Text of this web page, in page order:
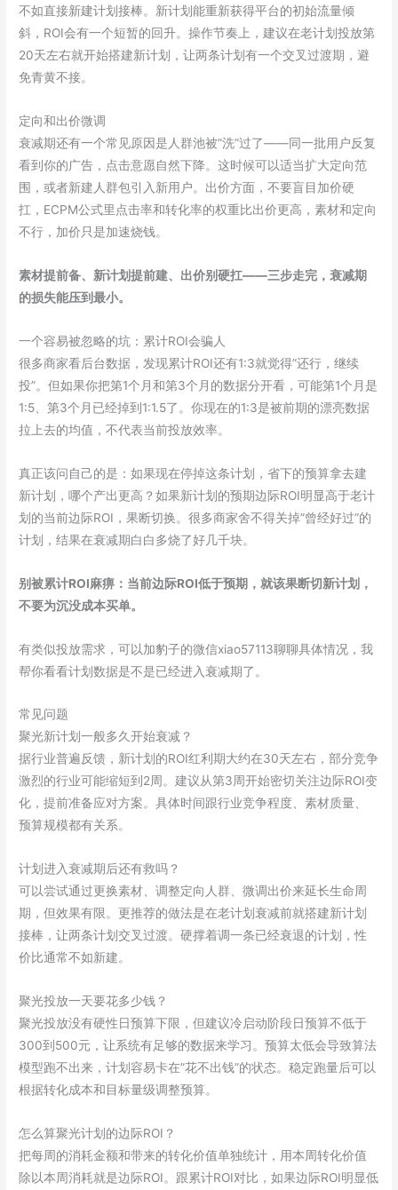
不如直接新建计划接棒。新计划能重新获得平台的初始流量倾
斜，ROI会有一个短暂的回升。操作节奏上，建议在老计划投放第
20天左右就开始搭建新计划，让两条计划有一个交叉过渡期，避
免青黄不接。
定向和出价微调
衰减期还有一个常见原因是人群池被”洗”过了——同一批用户反复
看到你的广告，点击意愿自然下降。这时候可以适当扩大定向范
围，或者新建人群包引入新用户。出价方面，不要盲目加价硬
扛，ECPM公式里点击率和转化率的权重比出价更高，素材和定向
不行，加价只是加速烧钱。
素材提前备、新计划提前建、出价别硬扛——三步走完，衰减期
的损失能压到最小。
一个容易被忽略的坑：累计ROI会骗人
很多商家看后台数据，发现累计ROI还有1:3就觉得”还行，继续
投”。但如果你把第1个月和第3个月的数据分开看，可能第1个月是
1:5、第3个月已经掉到1:1.5了。你现在的1:3是被前期的漂亮数据
拉上去的均值，不代表当前投放效率。
真正该问自己的是：如果现在停掉这条计划，省下的预算拿去建
新计划，哪个产出更高？如果新计划的预期边际ROI明显高于老计
划的当前边际ROI，果断切换。很多商家舍不得关掉”曾经好过”的
计划，结果在衰减期白白多烧了好几千块。
别被累计ROI麻痹：当前边际ROI低于预期，就该果断切新计划，
不要为沉没成本买单。
有类似投放需求，可以加豹子的微信xiao57113聊聊具体情况，我
帮你看看计划数据是不是已经进入衰减期了。
常见问题
聚光新计划一般多久开始衰减？
据行业普遍反馈，新计划的ROI红利期大约在30天左右，部分竞争
激烈的行业可能缩短到2周。建议从第3周开始密切关注边际ROI变
化，提前准备应对方案。具体时间跟行业竞争程度、素材质量、
预算规模都有关系。
计划进入衰减期后还有救吗？
可以尝试通过更换素材、调整定向人群、微调出价来延长生命周
期，但效果有限。更推荐的做法是在老计划衰减前就搭建新计划
接棒，让两条计划交叉过渡。硬撑着调一条已经衰退的计划，性
价比通常不如新建。
聚光投放一天要花多少钱？
聚光投放没有硬性日预算下限，但建议冷启动阶段日预算不低于
300到500元，让系统有足够的数据来学习。预算太低会导致算法
模型跑不出来，计划容易卡在”花不出钱”的状态。稳定跑量后可以
根据转化成本和目标量级调整预算。
怎么算聚光计划的边际ROI？
把每周的消耗金额和带来的转化价值单独统计，用本周转化价值
除以本周消耗就是边际ROI。跟累计ROI对比，如果边际ROI明显低